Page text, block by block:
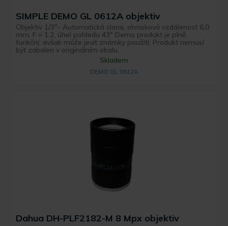
SIMPLE DEMO GL 0612A objektiv
Objektiv 1/3"- Automatická clona, ohnisková vzdálenost 6,0
mm, F = 1.2, úhel pohledu 43° Demo produkt je plně
funkční, avšak může jevit známky použití. Produkt nemusí
být zabalen v originálním obalu.
Skladem
DEMO GL 0612A
Dahua DH-PLF2182-M 8 Mpx objektiv